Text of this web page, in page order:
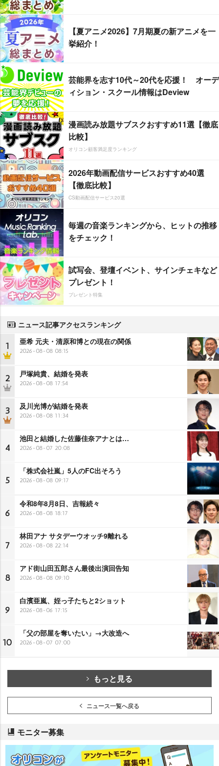
【夏アニメ2026】7月期夏の新アニメを一
挙紹介！
芸能界を志す10代～20代を応援！ オーデ
ィション・スクール情報はDeview
漫画読み放題サブスクおすすめ11選【徹底
比較】
オリコン顧客満足度ランキング
2026年動画配信サービスおすすめ40選
【徹底比較】
CS動画配信サービス20選
毎週の音楽ランキングから、ヒットの推移
をチェック！
試写会、登壇イベント、サインチェキなど
プレゼント！
プレゼント特集
ニュース記事アクセスランキング
1 亜希 元夫・清原和博との現在の関係
2026-08-08 08:15
2 戸塚純貴、結婚を発表
2026-08-08 17:54
3 及川光博が結婚を発表
2026-08-08 11:34
4
池田と結婚した佐藤佳奈アナとは…
2026-08-07 20:08
5
「株式会社嵐」5人のFC出そろう
2026-08-08 09:17
6
令和8年8月8日、吉報続々
2026-08-08 18:17
7
林田アナ サタデーウオッチ9離れる
2026-08-08 22:14
8
アド街山田五郎さん最後出演回告知
2026-08-08 09:10
9
白濱亜嵐、姪っ子たちと2ショット
2026-08-06 17:15
10
「父の部屋を奪いたい」→大改造へ
2026-08-07 07:00
もっと見る
ニュース一覧へ戻る
モニター募集